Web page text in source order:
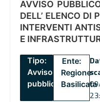
AVVISO
DELL’ ELENCO DI
INTERVENTI
E
Tipo:
Avviso
pubblico
Ente:
Regione
Basilicata